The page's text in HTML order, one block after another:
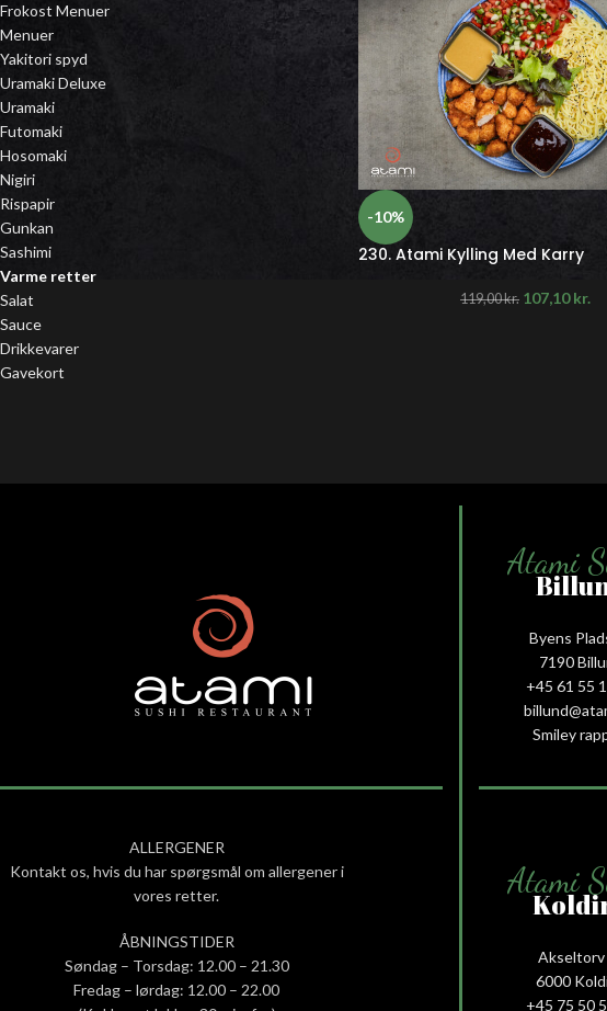
Frokost Menuer
Menuer
Yakitori spyd
Uramaki Deluxe
Uramaki
Futomaki
Hosomaki
Nigiri
Rispapir
Gunkan
Sashimi
Varme retter
Salat
Sauce
Drikkevarer
Gavekort
-10%
230. Atami Kylling Med Karry
119,00kr. 107,10kr.
ALLERGENER
Kontakt os, hvis du har spørgsmål om allergener i
vores retter.
ÅBNINGSTIDER
Søndag – Torsdag: 12.00 – 21.30
Fredag – lørdag: 12.00 – 22.00
Atami
Byens
7190
+45 61 55
Smiley
Atami
Akseltorv
6000
+45 75 50